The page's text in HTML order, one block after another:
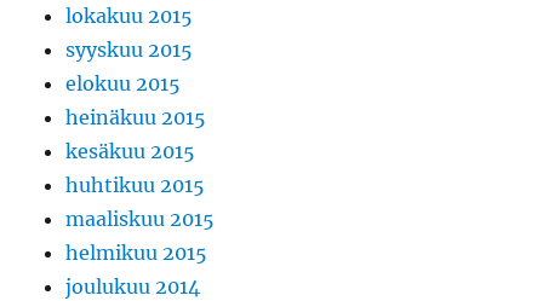
lokakuu 2015
syyskuu 2015
elokuu 2015
heinäkuu 2015
kesäkuu 2015
huhtikuu 2015
maaliskuu 2015
helmikuu 2015
joulukuu 2014